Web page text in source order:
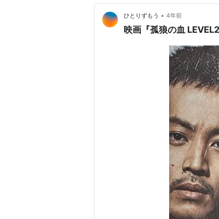
ひとりずもう • 4年前
映画『孤狼の血